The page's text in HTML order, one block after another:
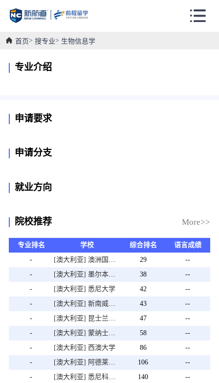
首页 搜专业 生物信息学
专业介绍
申请要求
申请分支
就业方向
院校推荐 More>>
专业排名 学校 综合排名
语言成绩
-
29
--
-
[澳大利亚] 墨尔本大学 38
--
-
[澳大利亚] 悉尼大学 42
--
-
[澳大利亚] 新南威尔士大学 43
--
-
47
--
-
[澳大利亚] 蒙纳士大学 58
--
-
[澳大利亚] 西澳大学 86
--
-
[澳大利亚] 阿德莱德大学 106
--
-
[澳大利亚] 悉尼科技大学 140 --